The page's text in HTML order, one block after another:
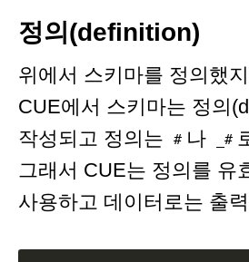
정의(definition)
위에서 스키마를 정의했
CUE에서 스키마는 정의
작성되고 정의는
# 나 _#
그래서 CUE는 정의를 유
사용하고 데이터로는 출